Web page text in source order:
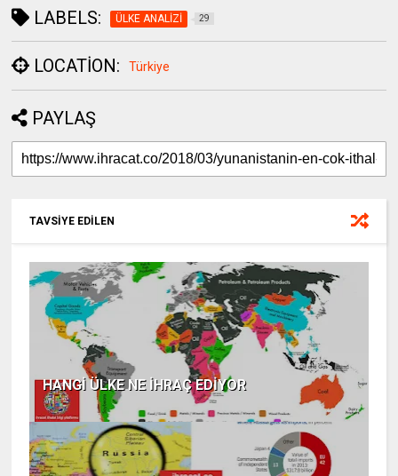
LABELS: ÜLKE ANALİZİ 29
LOCATION: Türkiye
PAYLAŞ
TAVSİYE EDİLEN
HANGİ ÜLKE NE İHRAÇ EDİYOR